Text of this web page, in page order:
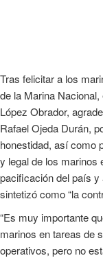
Tras felicitar a los
de la Marina
López Obrador,
Rafael Ojeda Durán,
honestidad, así como
y legal de los marinos
pacificación del país
sintetizó como “la
“Es muy importante
marinos en tareas de
operativos, pero no